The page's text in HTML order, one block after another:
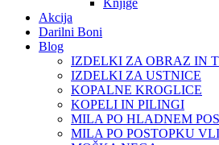
Knjige
Akcija
Darilni Boni
Blog
IZDELKI ZA OBRAZ IN
IZDELKI ZA USTNICE
KOPALNE KROGLICE
KOPELI IN PILINGI
MILA PO HLADNEM
MILA PO POSTOPKU